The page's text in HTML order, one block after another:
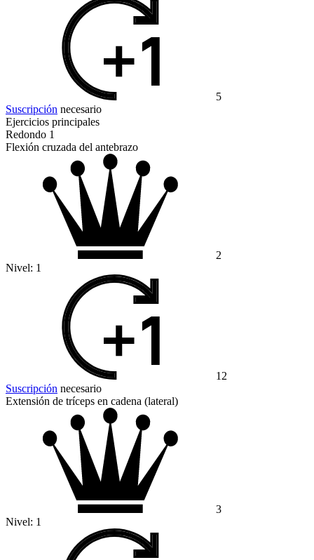
5
Suscripción necesario
Ejercicios principales
Redondo 1
Flexión cruzada del antebrazo
2
Nivel: 1
12
Suscripción necesario
Extensión de tríceps en cadena (lateral)
3
Nivel: 1